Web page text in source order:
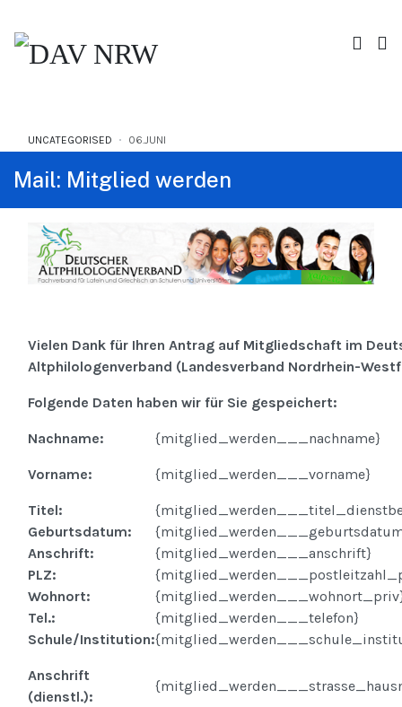
UNCATEGORISED 06.JUNI
Mail: Mitglied werden
Vielen Dank für Ihren Antrag auf Mitgliedschaft im
Altphilologenverband (Landesverband Nordrhein-
Folgende Daten haben wir für Sie gespeichert:
Nachname: {mitglied_werden___nachname}
Vorname: {mitglied_werden___vorname}
Titel:
Geburtsdatum:
Anschrift:
{mitglied_werden___anschrift}
PLZ:
Wohnort:
Tel.:
{mitglied_werden___telefon}
Schule/Institution:
Anschrift
(dienstl.):